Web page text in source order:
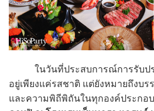
ในวันที่ประสบการณ์การรับปร
อยู่เพียงแค่รสชาติ แต่ยังหมายถึงบ
และความพิถีพิถันในทุกองค์ประกอบ